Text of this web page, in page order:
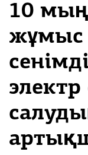
10
жұмыс